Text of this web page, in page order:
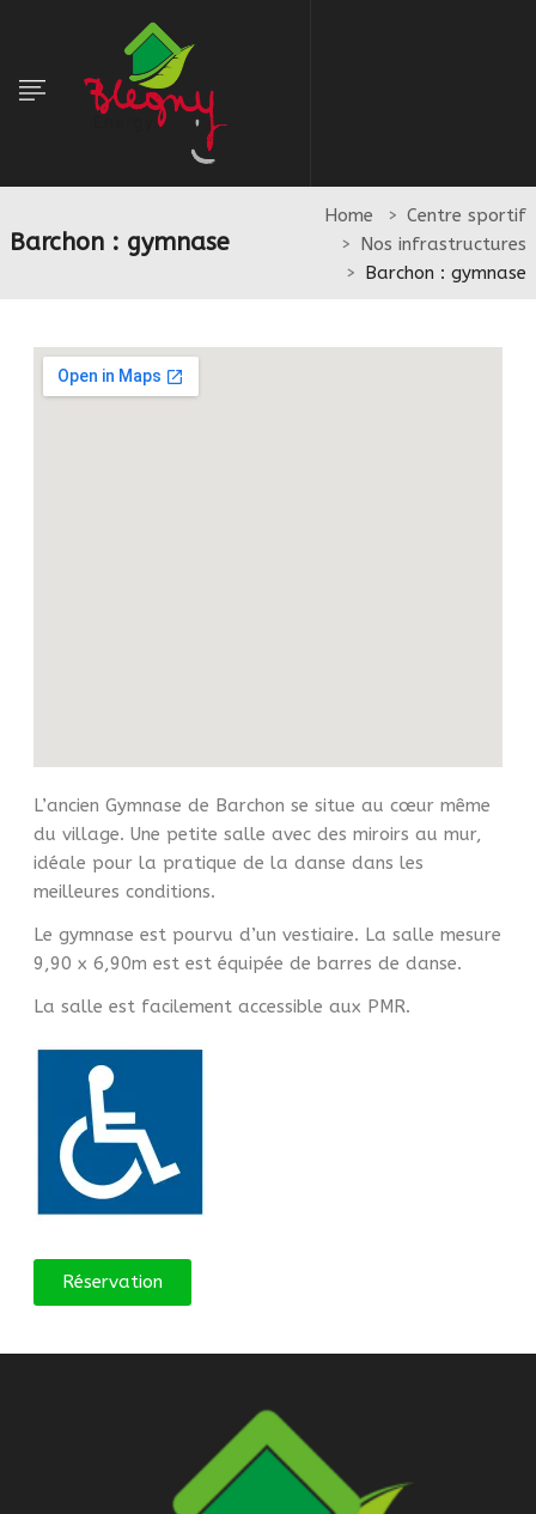
Barchon : gymnase
Home
Centre sportif
Nos infrastructures
Barchon : gymnase
L’ancien Gymnase de Barchon se situe au cœur même
du village. Une petite salle avec des miroirs au mur,
idéale pour la pratique de la danse dans les
meilleures conditions.
Le gymnase est pourvu d’un vestiaire. La salle mesure
9,90 x 6,90m est est équipée de barres de danse.
La salle est facilement accessible aux PMR.
Réservation